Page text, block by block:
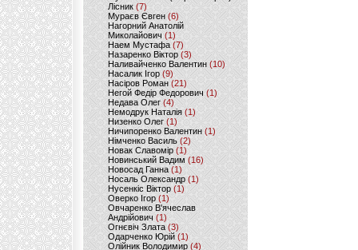
Лісник (7)
Мураєв Євген(6)
Нагорний Анатолій
Миколайович (1)
Наем Мустафа (7)
Назаренко Віктор (3)
Наливайченко Валентин (10)
Насалик Ігор(9)
Насіров Роман (21)
Негой Федір Федорович(1)
Недава Олег(4)
Немодрук Наталія(1)
Низенко Олег (1)
Ничипоренко Валентин (1)
Німченко Василь (2)
Новак Славомір (1)
Новинський Вадим (16)
Новосад Ганна (1)
Носаль Олександр (1)
Нусенкіс Віктор (1)
Оверко Ігор (1)
Овчаренко В'ячеслав
Андрійович(1)
Огнєвіч Злата (3)
Одарченко Юрій(1)
Олійник Володимир (4)